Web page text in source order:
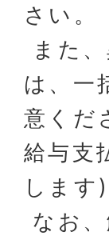
さい。
また
は、一
意くだ
給与支
します)
なお